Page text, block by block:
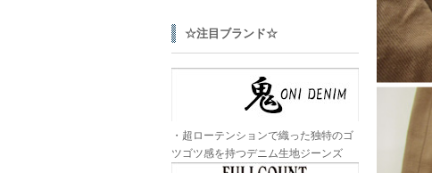
☆注目ブランド☆
・超ローテンションで織った独特のゴ
ツゴツ感を持つデニム生地ジーンズ